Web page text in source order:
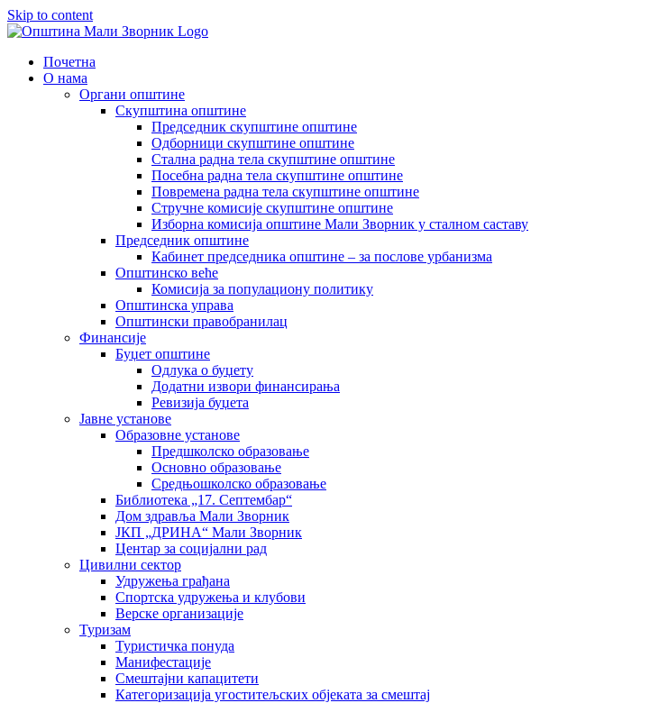
Skip to content
Почетна
О нама
Органи општине
Скупштина општине
Председник скупштине општине
Одборници скупштине општине
Стална радна тела скупштине општине
Посебна радна тела скупштине општине
Повремена радна тела скупштине општине
Стручне комисије скупштине општине
Изборна комисија општине Мали Зворник у сталном саставу
Председник општине
Кабинет председника општине – за послове урбанизма
Општинско веће
Комисија за популациону политику
Општинска управа
Општински правобранилац
Финансије
Буџет општине
Одлука о буџету
Додатни извори финансирања
Ревизија буџета
Јавне установе
Образовне установе
Предшколско образовање
Основно образовање
Средњошколско образовање
Библиотека „17. Септембар“
Дом здравља Мали Зворник
ЈКП „ДРИНА“ Мали Зворник
Центар за социјални рад
Цивилни сектор
Удружења грађана
Спортска удружења и клубови
Верске организације
Туризам
Туристичка понуда
Манифестације
Смештајни капацитети
Категоризација угоститељских објеката за смештај